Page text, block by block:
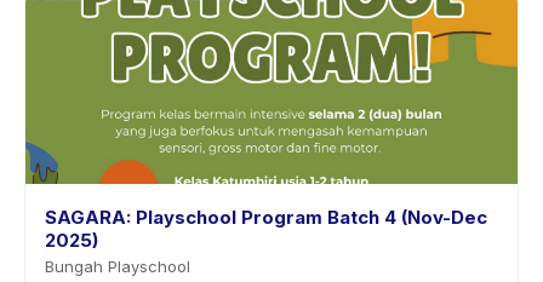
SAGARA: Playschool Program Batch 4 (Nov-Dec
2025)
Bungah Playschool